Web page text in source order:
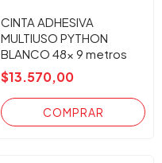
CINTA ADHESIVA
MULTIUSO PYTHON
BLANCO 48x 9 metros
$13.570,00